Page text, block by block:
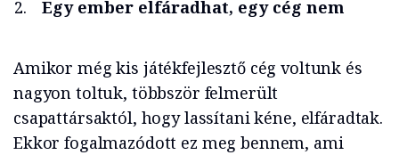
Egy ember elfáradhat, egy cég nem
Amikor még kis játékfejlesztő cég voltunk és
nagyon toltuk, többször felmerült
csapattársaktól, hogy lassítani kéne, elfáradtak.
Ekkor fogalmazódott ez meg bennem, ami